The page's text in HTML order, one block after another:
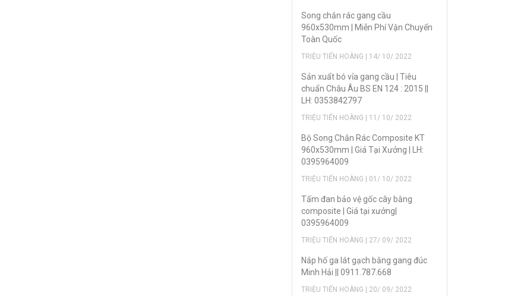
Song chắn rác gang cầu
960x530mm | Miễn Phí Vận Chuyển
Toàn Quốc
TRIỆU TIẾN HOÀNG | 14/ 10/ 2022
Sản xuẩt bó vỉa gang cầu | Tiêu
chuẩn Châu Âu BS EN 124 : 2015 ||
LH: 0353842797
TRIỆU TIẾN HOÀNG | 11/ 10/ 2022
Bộ Song Chắn Rác Composite KT
960x530mm | Giá Tại Xưởng | LH:
0395964009
TRIỆU TIẾN HOÀNG | 01/ 10/ 2022
Tấm đan bảo vệ gốc cây bằng
composite | Giá tại xưởng|
0395964009
TRIỆU TIẾN HOÀNG | 27/ 09/ 2022
Nắp hố ga lát gạch bằng gang đúc
Minh Hải || 0911.787.668
TRIỆU TIẾN HOÀNG | 20/ 09/ 2022